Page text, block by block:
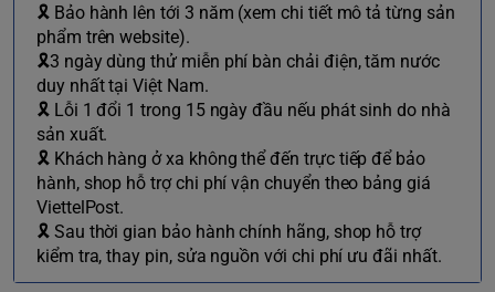
🎗 Bảo hành lên tới 3 năm (xem chi tiết mô tả từng sản
phẩm trên website).
🎗3 ngày dùng thử miễn phí bàn chải điện, tăm nước
duy nhất tại Việt Nam.
🎗 Lỗi 1 đổi 1 trong 15 ngày đầu nếu phát sinh do nhà
sản xuất.
🎗 Khách hàng ở xa không thể đến trực tiếp để bảo
hành, shop hỗ trợ chi phí vận chuyển theo bảng giá
ViettelPost.
🎗 Sau thời gian bảo hành chính hãng, shop hỗ trợ
kiểm tra, thay pin, sửa nguồn với chi phí ưu đãi nhất.